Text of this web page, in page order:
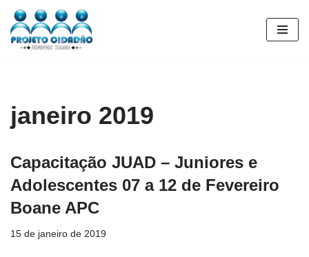
Pular
janeiro 2019
Capacitação JUAD – Juniores e
Adolescentes 07 a 12 de Fevereiro
Boane APC
15 de janeiro de 2019